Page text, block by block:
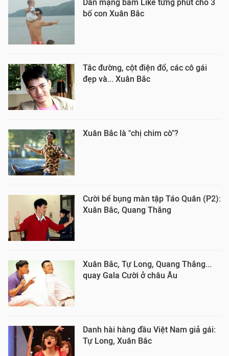
Dân mạng bấm Like từng phút cho 3
bố con Xuân Bắc
Tắc đường, cột điện đổ, các cô gái
đẹp và... Xuân Bắc
Xuân Bắc là "chị chim cò"?
Cười bể bụng màn tập Táo Quân (P2):
Xuân Bắc, Quang Thắng
Xuân Bắc, Tự Long, Quang Thắng...
quay Gala Cười ở châu Âu
Danh hài hàng đầu Việt Nam giả gái:
Tự Long, Xuân Bắc